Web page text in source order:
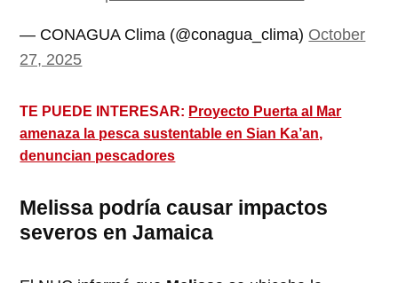
— CONAGUA Clima (@conagua_clima) October
27, 2025
TE PUEDE INTERESAR: Proyecto Puerta al Mar
amenaza la pesca sustentable en Sian Ka’an,
denuncian pescadores
Melissa podría causar impactos
severos en Jamaica